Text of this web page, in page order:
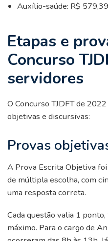
Auxílio-saúde: R$ 579,39
Etapas e
Concurso
servidores
O Concurso TJDFT de
objetivas e discursivas:
Provas
A Prova Escrita Objetiva
de múltipla escolha, com
uma resposta correta.
Cada questão valia 1
máximo. Para o cargo de